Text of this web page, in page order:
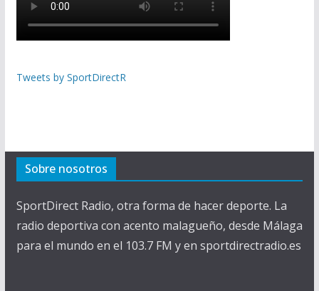
Tweets by SportDirectR
Sobre nosotros
SportDirect Radio, otra forma de hacer deporte. La
radio deportiva con acento malagueño, desde Málaga
para el mundo en el 103.7 FM y en sportdirectradio.es